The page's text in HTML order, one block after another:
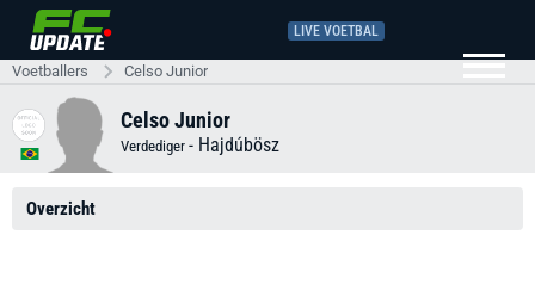
LIVE VOETBAL
Voetballers Celso Junior
Celso Junior
Verdediger - Hajdúbösz
Overzicht